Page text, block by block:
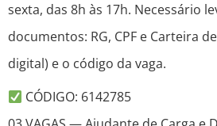
sexta, das 8h às 17h. Necessário
documentos: RG, CPF e Carteira
digital) e o código da vaga.
CÓDIGO: 6142785